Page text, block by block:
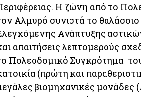
Η ζώνη από το
Αλμυρό συνιστά το
Ανάπτυξης
απαιτήσεις λεπτομερούς
Πολεοδομικό Συγκρότημα
(πρώτη και
βιομηχανικές